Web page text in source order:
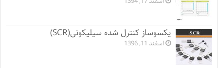
یکسوساز کنترل شده سیلیکونی(SCR)
اسفند 11, 1396